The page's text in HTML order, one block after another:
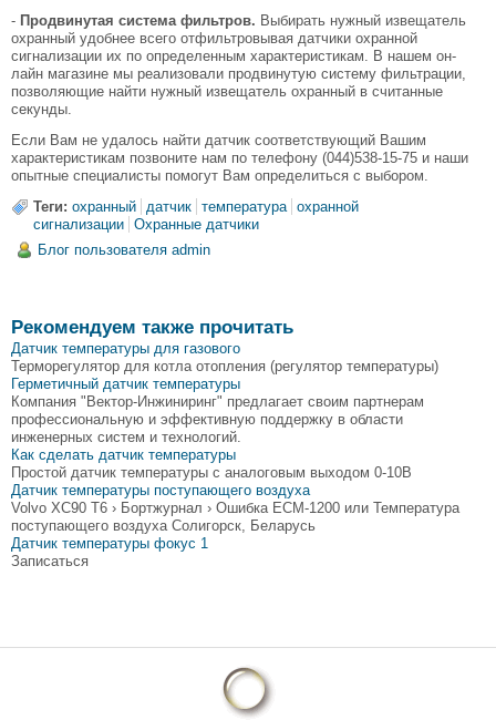
- Продвинутая система фильтров. Выбирать нужный извещатель
охранный удобнее всего отфильтровывая датчики охранной
сигнализации их по определенным характеристикам. В нашем он-
лайн магазине мы реализовали продвинутую систему фильтрации,
позволяющие найти нужный извещатель охранный в считанные
секунды.
Если Вам не удалось найти датчик соответствующий Вашим
характеристикам позвоните нам по телефону (044)538-15-75 и наши
опытные специалисты помогут Вам определиться с выбором.
Теги: охранный датчик температура охранной
сигнализации Охранные датчики
Блог пользователя admin
Рекомендуем также прочитать
Датчик температуры для газового
Терморегулятор для котла отопления (регулятор температуры)
Герметичный датчик температуры
Компания "Вектор-Инжиниринг" предлагает своим партнерам
профессиональную и эффективную поддержку в области
инженерных систем и технологий.
Как сделать датчик температуры
Простой датчик температуры с аналоговым выходом 0-10В
Датчик температуры поступающего воздуха
Volvo XC90 Т6 › Бортжурнал › Ошибка ECM-1200 или Температура
поступающего воздуха Солигорск, Беларусь
Датчик температуры фокус 1
Записаться